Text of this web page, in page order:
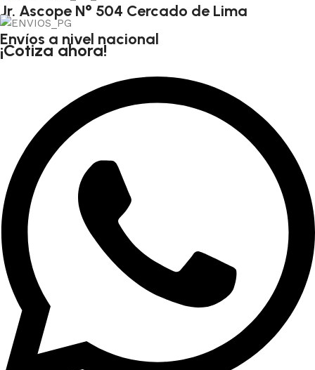
Jr. Ascope N° 504 Cercado de Lima
Envíos a nivel nacional
¡Cotiza ahora!